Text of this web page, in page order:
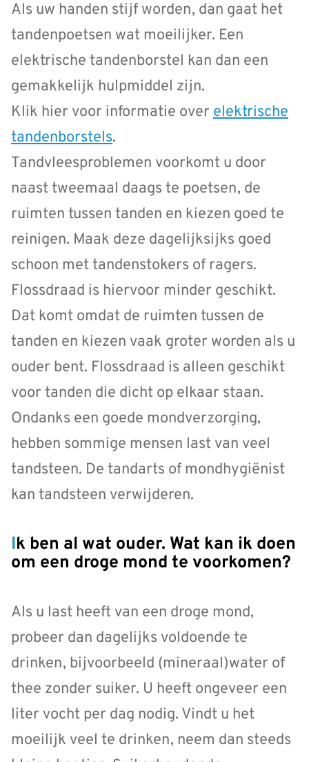
Als uw handen stijf worden, dan gaat het
tandenpoetsen wat moeilijker. Een
elektrische tandenborstel kan dan een
gemakkelijk hulpmiddel zijn.
Klik hier voor informatie over elektrische
tandenborstels.
Tandvleesproblemen voorkomt u door
naast tweemaal daags te poetsen, de
ruimten tussen tanden en kiezen goed te
reinigen. Maak deze dagelijksijks goed
schoon met tandenstokers of ragers.
Flossdraad is hiervoor minder geschikt.
Dat komt omdat de ruimten tussen de
tanden en kiezen vaak groter worden als u
ouder bent. Flossdraad is alleen geschikt
voor tanden die dicht op elkaar staan.
Ondanks een goede mondverzorging,
hebben sommige mensen last van veel
tandsteen. De tandarts of mondhygiënist
kan tandsteen verwijderen.
Ik ben al wat ouder. Wat kan ik doen
om een droge mond te voorkomen?
Als u last heeft van een droge mond,
probeer dan dagelijks voldoende te
drinken, bijvoorbeeld (mineraal)water of
thee zonder suiker. U heeft ongeveer een
liter vocht per dag nodig. Vindt u het
moeilijk veel te drinken, neem dan steeds